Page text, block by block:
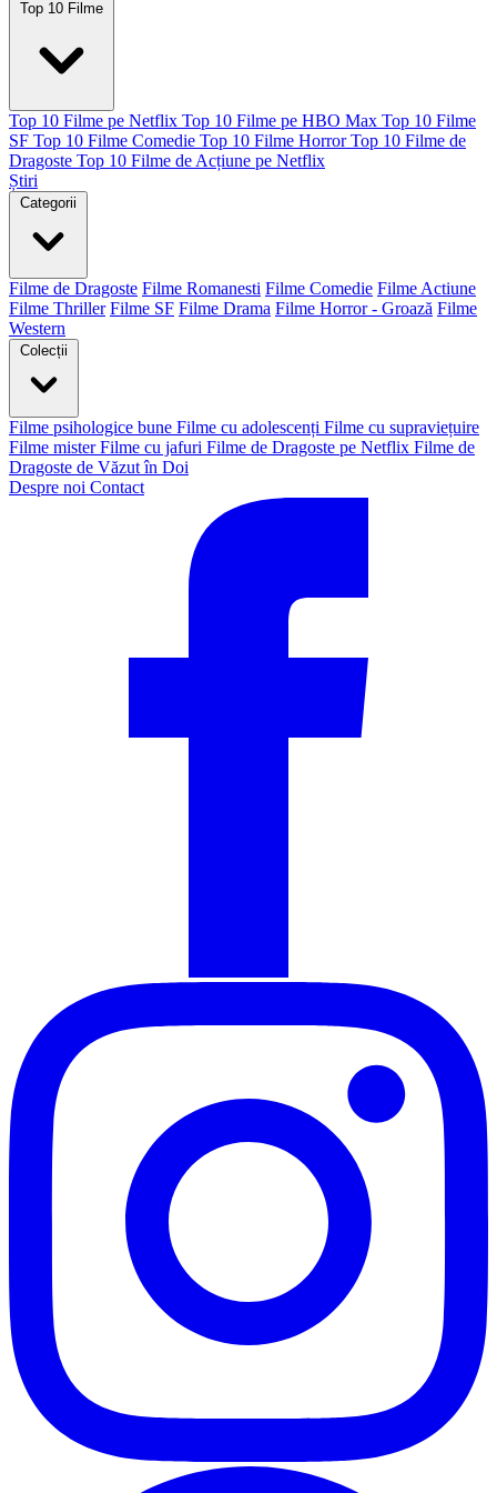
Top 10 Filme
Top 10 Filme pe Netflix Top 10 Filme pe HBO Max Top 10 Filme
SF Top 10 Filme Comedie Top 10 Filme Horror Top 10 Filme de
Dragoste Top 10 Filme de Acțiune pe Netflix
Știri
Categorii
Filme de Dragoste Filme Romanesti Filme Comedie Filme Actiune
Filme Thriller Filme SF Filme Drama Filme Horror - Groază Filme
Western
Colecții
Filme psihologice bune Filme cu adolescenți Filme cu supraviețuire
Filme mister Filme cu jafuri Filme de Dragoste pe Netflix Filme de
Dragoste de Văzut în Doi
Despre noi Contact